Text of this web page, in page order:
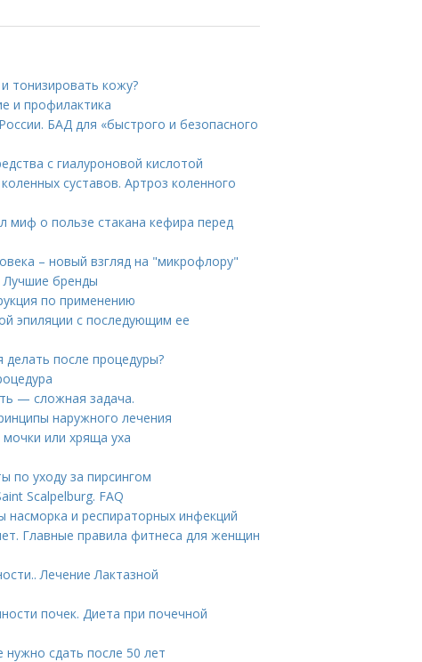
тонизировать кожу?
и профилактика
БАД для «быстрого и безопасного
с гиалуроновой кислотой
суставов. Артроз коленного
миф о пользе стакана кефира перед
– новый взгляд на "микрофлору"
Лучшие бренды
по применению
эпиляции с последующим ее
делать после процедуры?
— сложная задача.
наружного лечения
или хряща уха
по уходу за пирсингом
Scalpelburg. FAQ
насморка и респираторных инфекций
Главные правила фитнеса для женщин
Лечение Лактазной
почек. Диета при почечной
сдать после 50 лет